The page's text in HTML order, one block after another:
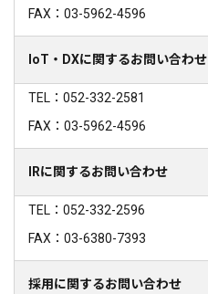
FAX：03-5962-4596
IoT・DXに関するお問い合わせ
TEL：052-332-2581
FAX：03-5962-4596
IRに関するお問い合わせ
TEL：052-332-2596
FAX：03-6380-7393
採用に関するお問い合わせ